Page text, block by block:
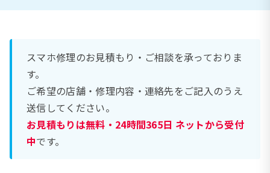
スマホ修理のお見積もり・ご相談を承っておりま
す。
ご希望の店舗・修理内容・連絡先をご記入のうえ
送信してください。
お見積もりは無料・24時間365日 ネットから受付
中です。